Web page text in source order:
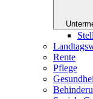
Rente
Pflege